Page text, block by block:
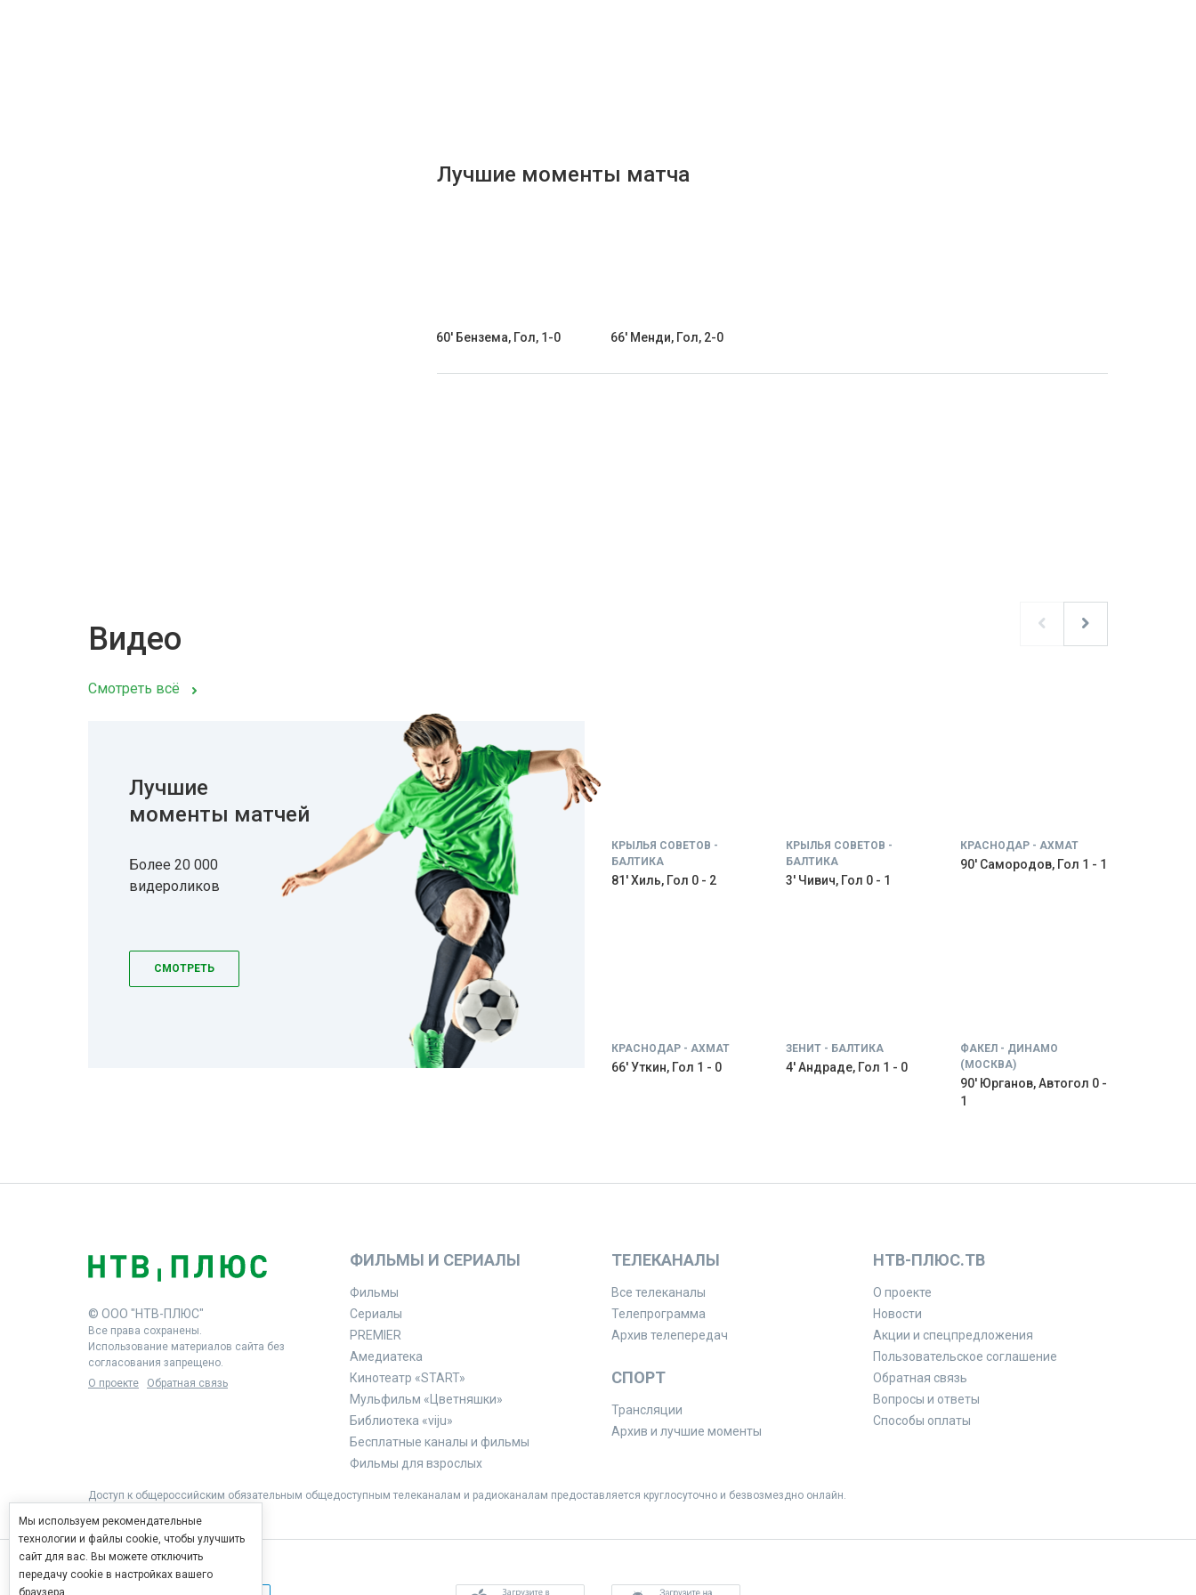
Лучшие моменты матча
60' Бензема, Гол, 1-0 66' Менди, Гол, 2-0
Видео
Смотреть всё
Лучшие
моменты матчей
Более 20 000
видероликов
СМОТРЕТЬ
КРЫЛЬЯ СОВЕТОВ -
БАЛТИКА
81' Хиль, Гол 0 - 2
КРЫЛЬЯ СОВЕТОВ -
БАЛТИКА
3' Чивич, Гол 0 - 1
КРАСНОДАР - АХМАТ
90' Самородов, Гол 1 - 1
КРАСНОДАР - АХМАТ
66' Уткин, Гол 1 - 0
ЗЕНИТ - БАЛТИКА
4' Андраде, Гол 1 - 0
ФАКЕЛ - ДИНАМО
(МОСКВА)
90' Юрганов, Автогол 0 -
1
© ООО "НТВ-ПЛЮС"
Все права сохранены.
Использование материалов сайта без
согласования запрещено.
О проекте
Обратная связь
ФИЛЬМЫ И СЕРИАЛЫ
Фильмы
Сериалы
PREMIER
Амедиатека
Кинотеатр «START»
Мульфильм «Цветняшки»
Библиотека «viju»
Бесплатные каналы и фильмы
Фильмы для взрослых
ТЕЛЕКАНАЛЫ
Все телеканалы
Телепрограмма
Архив телепередач
СПОРТ
Трансляции
Архив и лучшие моменты
НТВ-ПЛЮС.ТВ
О проекте
Новости
Акции и спецпредложения
Пользовательское соглашение
Обратная связь
Вопросы и ответы
Способы оплаты
Доступ к общероссийским обязательным общедоступным телеканалам и радиоканалам предоставляется круглосуточно и безвозмездно онлайн.
Мы используем рекомендательные
технологии и файлы cookie, чтобы улучшить
сайт для вас. Вы можете отключить
передачу cookie в настройках вашего
браузера